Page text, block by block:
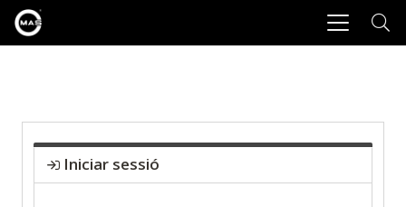
Iniciar sessió